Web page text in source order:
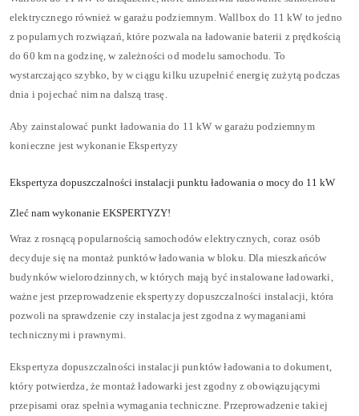
elektrycznego również w garażu podziemnym. Wallbox do 11 kW to jedno
z popularnych rozwiązań, które pozwala na ładowanie baterii z prędkością
do 60 km na godzinę, w zależności od modelu samochodu. To
wystarczająco szybko, by w ciągu kilku uzupełnić energię zużytą podczas
dnia i pojechać nim na dalszą trasę.
Aby zainstalować punkt ładowania do 11 kW w garażu podziemnym
konieczne jest wykonanie Ekspertyzy
Ekspertyza dopuszczalności instalacji punktu ładowania o mocy do 11 kW
Zleć nam wykonanie EKSPERTYZY!
Wraz z rosnącą popularnością samochodów elektrycznych, coraz osób
decyduje się na montaż punktów ładowania w bloku. Dla mieszkańców
budynków wielorodzinnych, w których mają być instalowane ładowarki,
ważne jest przeprowadzenie ekspertyzy dopuszczalności instalacji, która
pozwoli na sprawdzenie czy instalacja jest zgodna z wymaganiami
technicznymi i prawnymi.
Ekspertyza dopuszczalności instalacji punktów ładowania to dokument,
który potwierdza, że montaż ładowarki jest zgodny z obowiązującymi
przepisami oraz spełnia wymagania techniczne. Przeprowadzenie takiej